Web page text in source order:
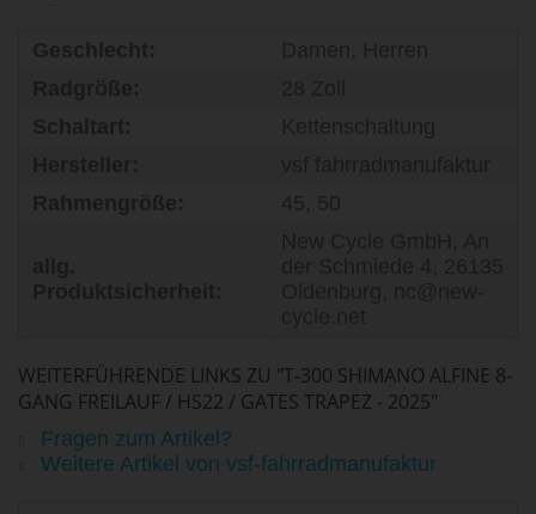
Geschlecht:
Damen, Herren
Schaltart:
Kettenschaltung
Rahmengröße:
45, 50
WEITERFÜHRENDE LINKS ZU "T-300 SHIMANO ALFINE 8-
GANG FREILAUF / HS22 / GATES TRAPEZ - 2025"
Fragen zum Artikel?
Weitere Artikel von vsf-fahrradmanufaktur